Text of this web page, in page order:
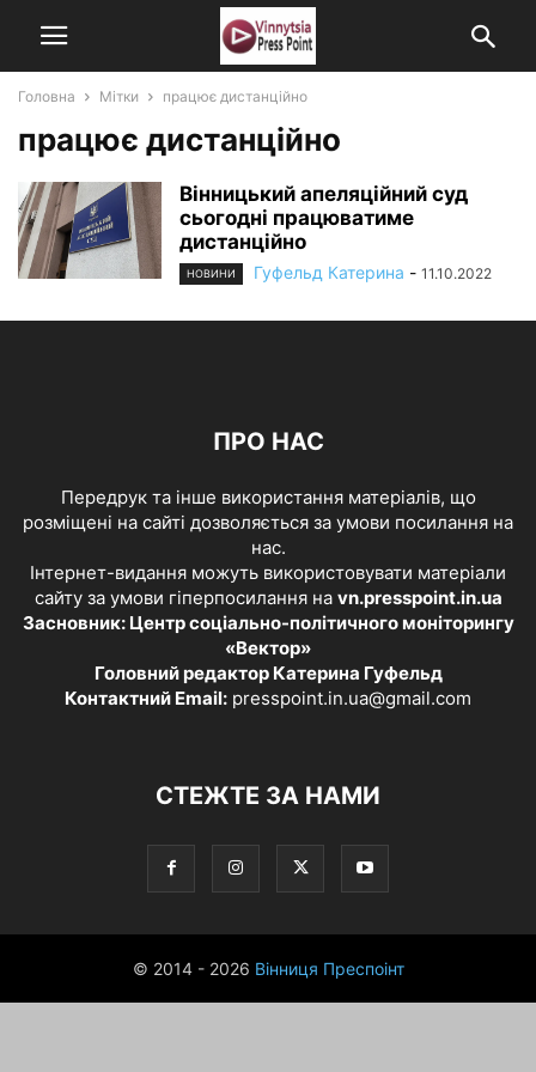
Головна Мітки працює дистанційно
працює дистанційно
Вінницький апеляційний суд
сьогодні працюватиме
дистанційно
НОВИНИ Гуфельд Катерина - 11.10.2022
ПРО НАС
Передрук та інше використання матеріалів, що
розміщені на сайті дозволяється за умови посилання на
нас.
Інтернет-видання можуть використовувати матеріали
сайту за умови гіперпосилання на vn.presspoint.in.ua
Засновник: Центр соціально-політичного моніторингу
«Вектор»
Головний редактор Катерина Гуфельд
Контактний Email: presspoint.in.ua@gmail.com
СТЕЖТЕ ЗА НАМИ
© 2014 - 2026 Вінниця Преспоінт